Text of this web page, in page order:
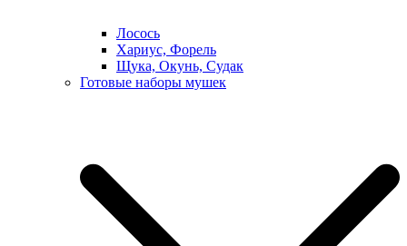
Лосось
Хариус, Форель
Щука, Окунь, Судак
Готовые наборы мушек